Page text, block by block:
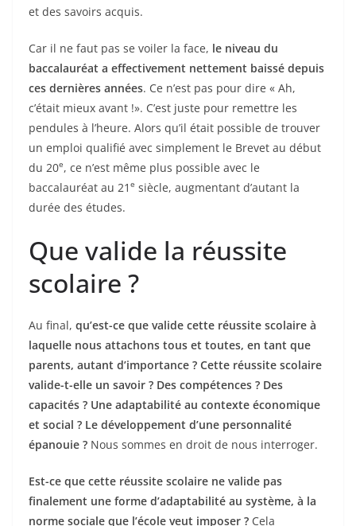
et des savoirs acquis.
Car il ne faut pas se voiler la face, le niveau du
baccalauréat a effectivement nettement baissé depuis
ces dernières années. Ce n’est pas pour dire « Ah,
c’était mieux avant !». C’est juste pour remettre les
pendules à l’heure. Alors qu’il était possible de trouver
un emploi qualifié avec simplement le Brevet au début
du 20e, ce n’est même plus possible avec le
baccalauréat au 21 e siècle, augmentant d’autant la
durée des études.
Que valide la réussite
scolaire ?
Au final, qu’est-ce que valide cette réussite scolaire à
laquelle nous attachons tous et toutes, en tant que
parents, autant d’importance ? Cette réussite scolaire
valide-t-elle un savoir ? Des compétences ? Des
capacités ? Une adaptabilité au contexte économique
et social ? Le développement d’une personnalité
épanouie ? Nous sommes en droit de nous interroger.
Est-ce que cette réussite scolaire ne valide pas
finalement une forme d’adaptabilité au système, à la
norme sociale que l’école veut imposer ? Cela